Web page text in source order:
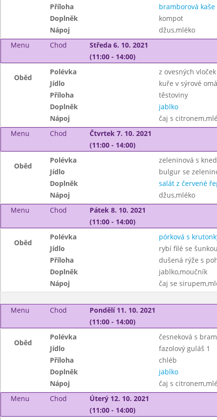
Příloha
bramborová kaše
Doplněk
kompot
Nápoj
džus,mléko
Menu
Chod
Středa 6. 10. 2021
(11:00 - 14:00)
Oběd
Polévka
z ovesných vloček
Jídlo
kuře v sýrové
Příloha
těstoviny
Doplněk
jablko
Nápoj
čaj s
Menu
Chod
Čtvrtek 7. 10. 2021
(11:00 - 14:00)
Oběd
Polévka
zeleninová s
Jídlo
bulgur se
Doplněk
salát z červené
Nápoj
džus,mléko
Menu
Chod
Pátek 8. 10. 2021
(11:00 - 14:00)
Oběd
Polévka
pórková s
Jídlo
rybí filé se
Příloha
dušená rýže s
Doplněk
jablko,moučník
Nápoj
čaj se
Menu Chod
Pondělí 11. 10. 2021
(11:00 - 14:00)
Oběd
Polévka
česneková s
Jídlo
fazolový guláš 1
Příloha
chléb
Doplněk
jablko
Nápoj
čaj s
Menu
Chod
Úterý 12. 10. 2021
(11:00 - 14:00)